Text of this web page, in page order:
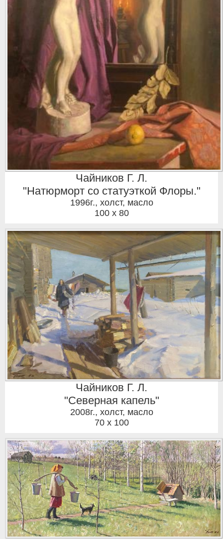
Чайников Г. Л.
"Натюрморт со статуэткой Флоры."
1996г., холст, масло
100 x 80
Чайников Г. Л.
"Северная капель"
2008г., холст, масло
70 x 100